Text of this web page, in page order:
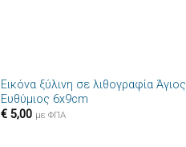
Πρόσθήκη
Εικόνα ξύλινη σε λιθογραφία Άγιος
Ευθύμιος 6x9cm
€5,00 με ΦΠΑ